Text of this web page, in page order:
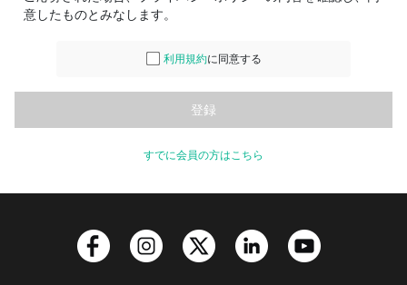
意したものとみなします。
利用規約に同意する
すでに会員の方はこちら